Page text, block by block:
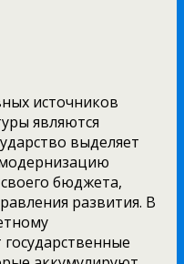
источников
являются
выделяет
модернизацию
бюджета,
развития. В